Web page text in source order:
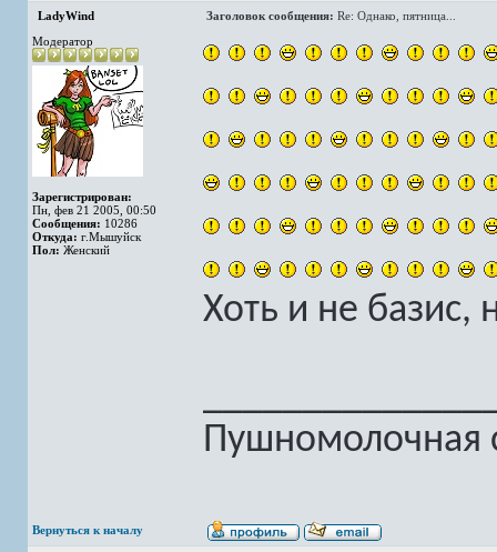
LadyWind Заголовок сообщения: Re: Однако, пятница...
Модератор
Зарегистрирован:
Пн, фев 21 2005, 00:50
Сообщения: 10286
Откуда: г.Мышуйск
Пол: Женский
Хоть и не базис,
Пушномолочная
Вернуться к началу